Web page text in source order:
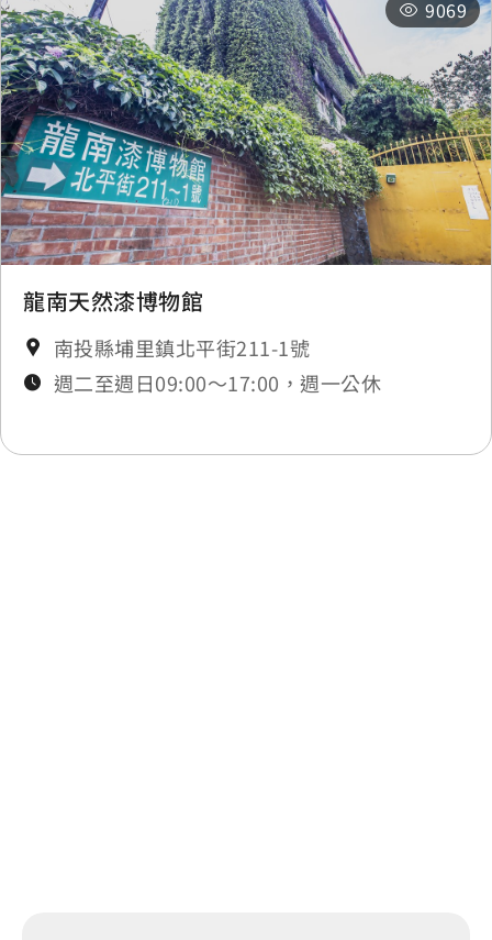
9069
龍南天然漆博物館
南投縣埔里鎮北平街211-1號
週二至週日09:00～17:00，週一公休